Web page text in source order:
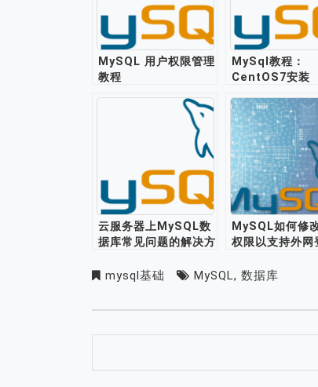
MySQL 用户权限管理
教程
MySql教程：
CentOS7安装
云服务器上MySQL数
据库常见问题的解决方
MySQL如何修
权限以支持外网
mysql基础 MySQL, 数据库